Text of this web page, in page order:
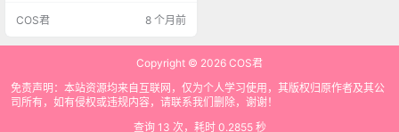
言
COS君 8 个月前
Copyright © 2026 COS君
免责声明：本站资源均来自互联网，仅为个人学习使用，其版权归原作者及其公
司所有，如有侵权或违规内容，请联系我们删除，谢谢！
查询 13 次，耗时 0.2855 秒